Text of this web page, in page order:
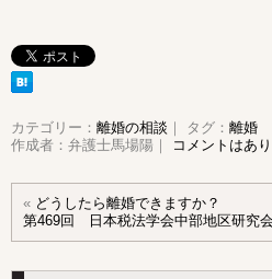
カテゴリー： 離婚の相談 ｜ タグ： 離婚
作成者：弁護士馬場陽｜
コメントはあ
« どうしたら離婚できますか？
第469回 日本税法学会中部地区研究